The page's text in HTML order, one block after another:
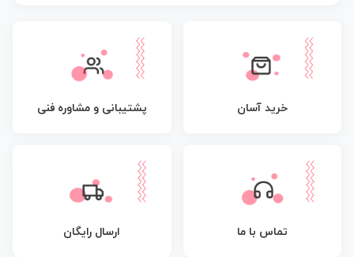
خرید آسان پشتیبانی و مشاوره فنی
تماس با ما ارسال رایگان